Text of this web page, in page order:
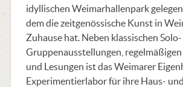
idyllischen Weimarhallenpark
dem die zeitgenössische Kunst in
Zuhause hat. Neben klassischen
Gruppenausstellungen,
und Lesungen ist das Weimarer
Experimentierlabor für ihre Haus-